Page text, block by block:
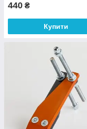
440 ₴
Купити